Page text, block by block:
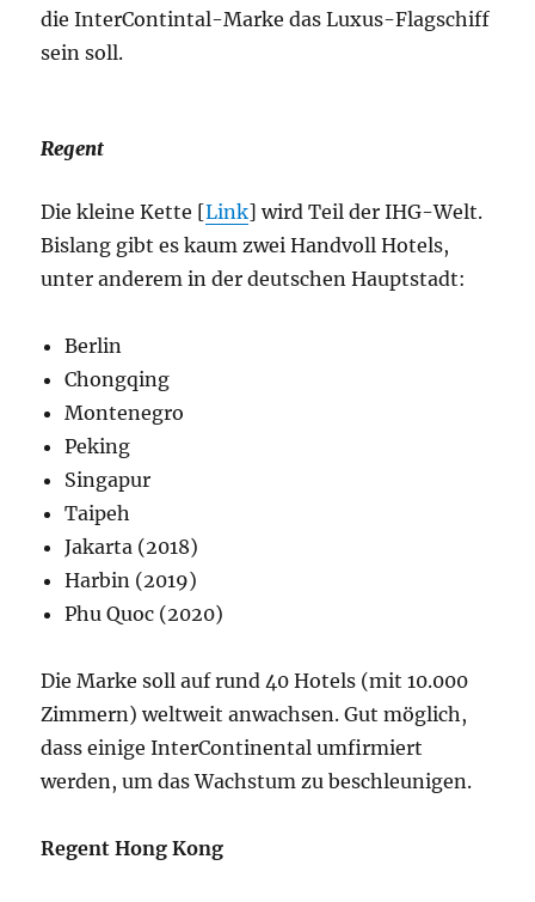
die InterContintal-Marke das Luxus-Flagschiff
sein soll.
Regent
Die kleine Kette [Link] wird Teil der IHG-Welt.
Bislang gibt es kaum zwei Handvoll Hotels,
unter anderem in der deutschen Hauptstadt:
Berlin
Chongqing
Montenegro
Peking
Singapur
Taipeh
Jakarta (2018)
Harbin (2019)
Phu Quoc (2020)
Die Marke soll auf rund 40 Hotels (mit 10.000
Zimmern) weltweit anwachsen. Gut möglich,
dass einige InterContinental umfirmiert
werden, um das Wachstum zu beschleunigen.
Regent Hong Kong